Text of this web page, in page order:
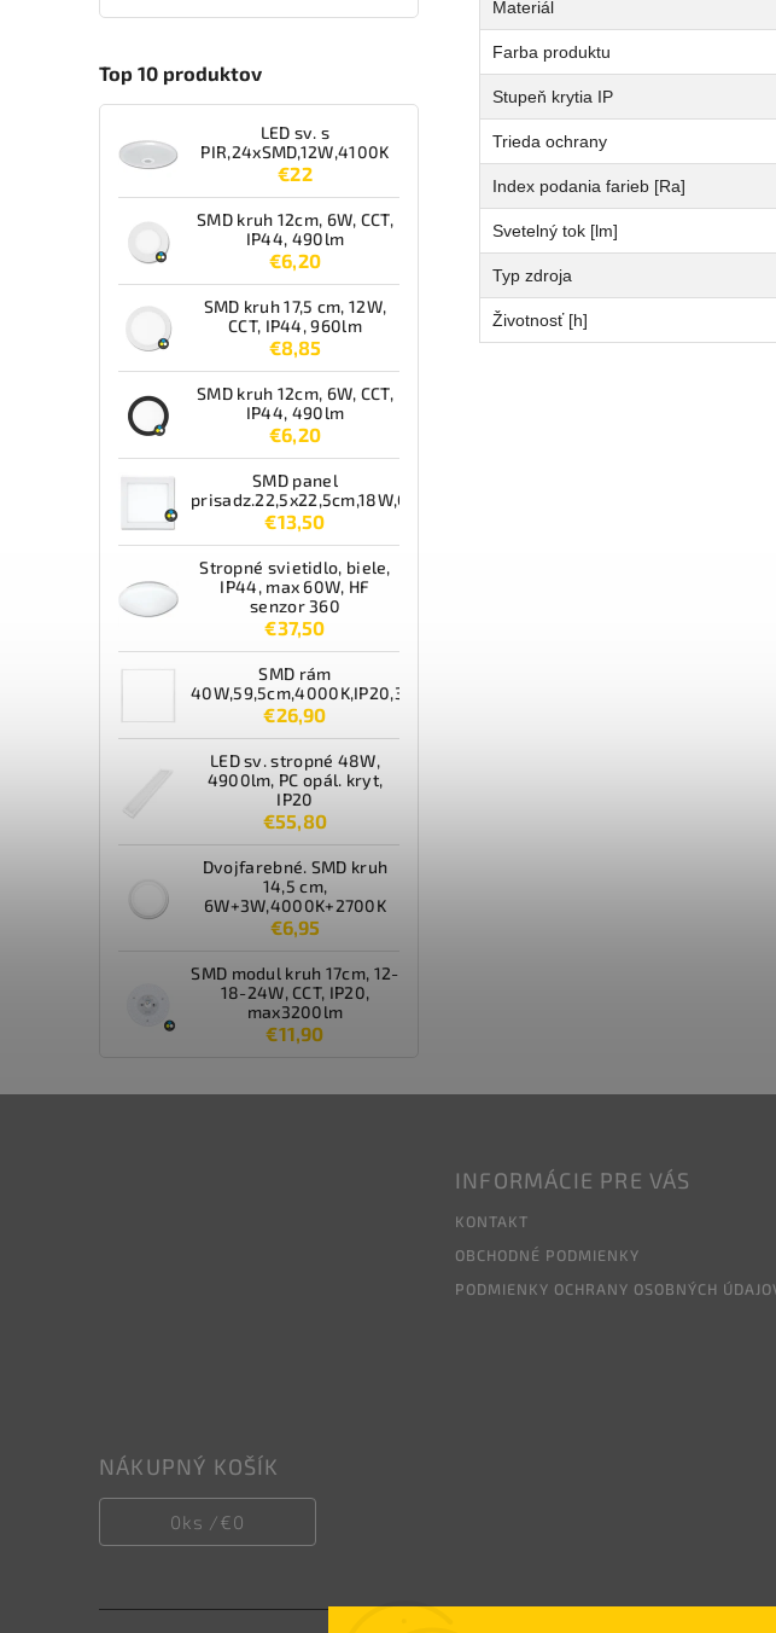
Top 10 produktov
LED sv. s
PIR,24xSMD,12W,4100K
€22
SMD kruh 12cm, 6W, CCT,
IP44, 490lm
€6,20
SMD kruh 17,5 cm, 12W,
CCT, IP44, 960lm
€8,85
SMD kruh 12cm, 6W, CCT,
IP44, 490lm
€6,20
SMD panel
prisadz.22,5x22,5cm,18W,CCT,IP44,1550lm
€13,50
Stropné svietidlo, biele,
IP44, max 60W, HF
senzor 360
€37,50
SMD rám
40W,59,5cm,4000K,IP20,3600lm,biely
€26,90
LED sv. stropné 48W,
4900lm, PC opál. kryt,
IP20
€55,80
Dvojfarebné. SMD kruh
14,5 cm,
6W+3W,4000K+2700K
€6,95
SMD modul kruh 17cm, 12-
18-24W, CCT, IP20,
max3200lm
€11,90
Materiál
Farba produktu
Stupeň krytia IP
Trieda ochrany
Index podania farieb [Ra]
Svetelný tok [lm]
Typ zdroja
Životnosť [h]
INFORMÁCIE PRE VÁS
KONTAKT
OBCHODNÉ PODMIENKY
PODMIENKY OCHRANY OSOBNÝCH
NÁKUPNÝ KOŠÍK
0ks /€0